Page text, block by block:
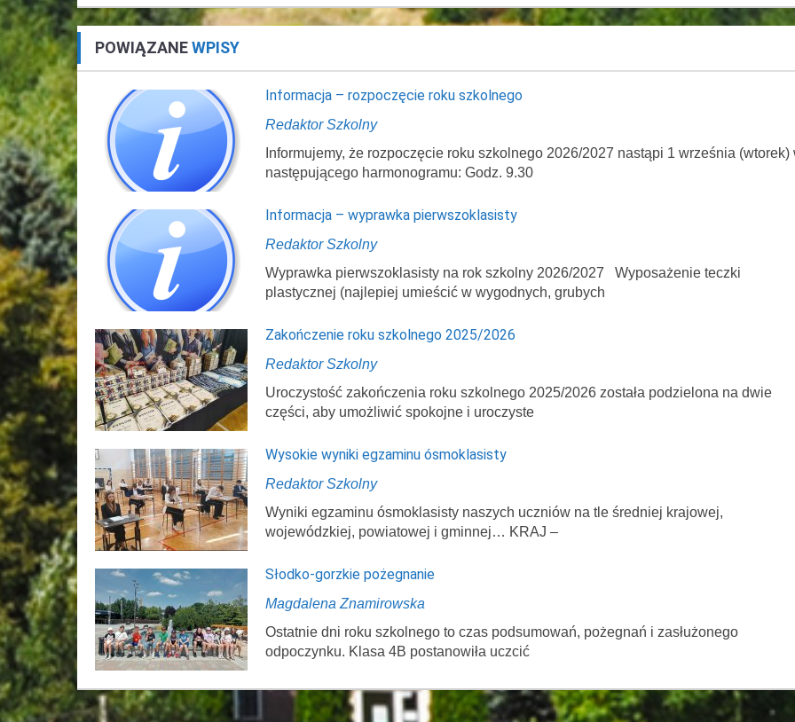
POWIĄZANEWPISY
Informacja – rozpoczęcie roku szkolnego
Redaktor Szkolny
Informujemy, że rozpoczęcie roku szkolnego 2026/2027 nastąpi 1 września (wtorek)
następującego harmonogramu: Godz. 9.30
Informacja – wyprawka pierwszoklasisty
Redaktor Szkolny
Wyprawka pierwszoklasisty na rok szkolny 2026/2027 Wyposażenie teczki
plastycznej (najlepiej umieścić w wygodnych, grubych
Zakończenie roku szkolnego 2025/2026
Redaktor Szkolny
Uroczystość zakończenia roku szkolnego 2025/2026 została podzielona na dwie
części, aby umożliwić spokojne i uroczyste
Wysokie wyniki egzaminu ósmoklasisty
Redaktor Szkolny
Wyniki egzaminu ósmoklasisty naszych uczniów na tle średniej krajowej,
wojewódzkiej, powiatowej i gminnej… KRAJ –
Słodko-gorzkie pożegnanie
Magdalena Znamirowska
Ostatnie dni roku szkolnego to czas podsumowań, pożegnań i zasłużonego
odpoczynku. Klasa 4B postanowiła uczcić